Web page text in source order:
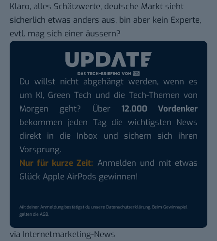
Klaro, alles Schätzwerte, deutsche Markt sieht
sicherlich etwas anders aus, bin aber kein Experte,
evtl. mag sich einer äussern?
Du willst nicht abgehängt werden, wenn es
um KI, Green Tech und die Tech-Themen von
Morgen geht? Über 12.000 Vordenker
bekommen jeden Tag die wichtigsten News
direkt in die Inbox und sichern sich ihren
Vorsprung.
Nur für kurze Zeit: Anmelden und mit etwas
Glück Apple AirPods gewinnen!
Mit deiner Anmeldung bestätigst du unsereDatenschutzerklärung. Beim Gewinnspiel
gelten dieAGB.
via Internetmarketing-News